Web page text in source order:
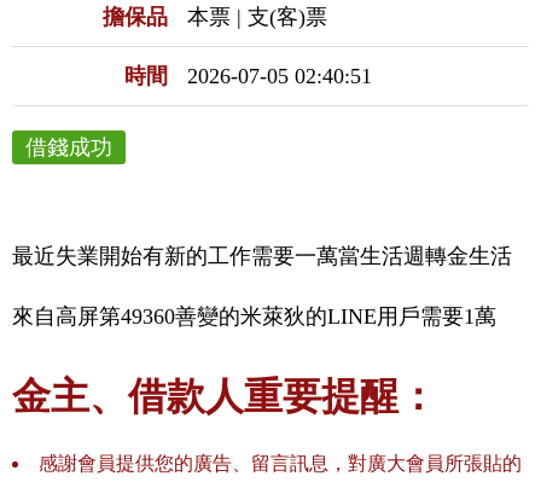
擔保品 本票 | 支(客)票
時間 2026-07-05 02:40:51
借錢成功
最近失業開始有新的工作需要一萬當生活週轉金生活
來自高屏第49360善變的米萊狄的LINE用戶需要1萬
金主、借款人重要提醒：
感謝會員提供您的廣告、留言訊息，對廣大會員所張貼的